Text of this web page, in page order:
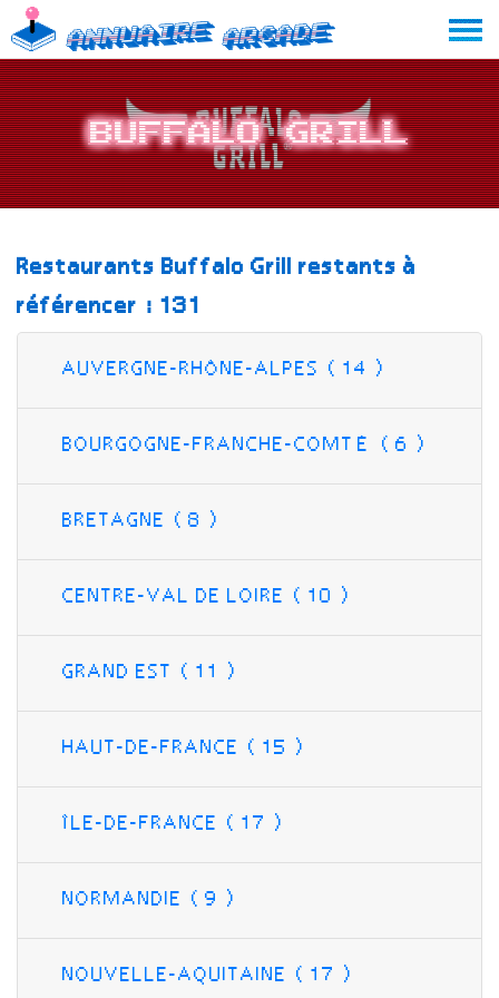
Skip
to
content
Annuaire Arcade
Buffalo Grill
Restaurants Buffalo Grill restants à
référencer : 131
AUVERGNE-RHÔNE-ALPES (14 )
BOURGOGNE-FRANCHE-COMTÉ (6 )
BRETAGNE (8 )
CENTRE-VAL DE LOIRE (10 )
GRAND EST (11 )
HAUT-DE-FRANCE (15 )
ÎLE-DE-FRANCE (17 )
NORMANDIE (9 )
NOUVELLE-AQUITAINE (17 )